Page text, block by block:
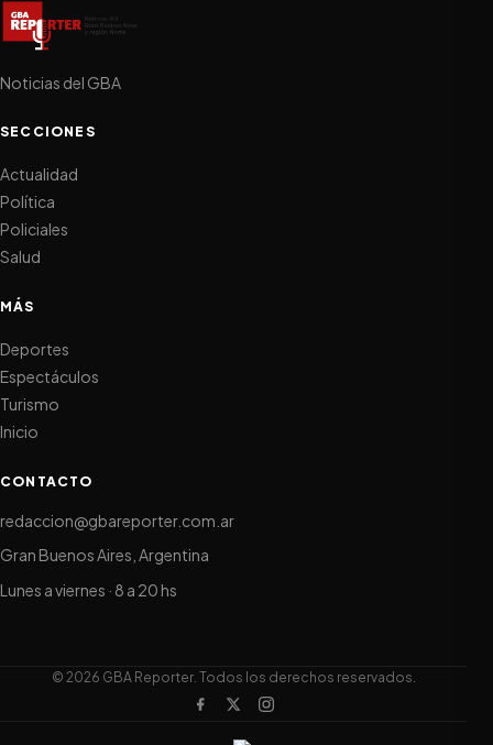
Noticias del GBA
SECCIONES
Actualidad
Política
Policiales
Salud
MÁS
Deportes
Espectáculos
Turismo
Inicio
CONTACTO
redaccion@gbareporter.com.ar
Gran Buenos Aires, Argentina
Lunes a viernes · 8 a 20 hs
© 2026 GBA Reporter. Todos los derechos reservados.